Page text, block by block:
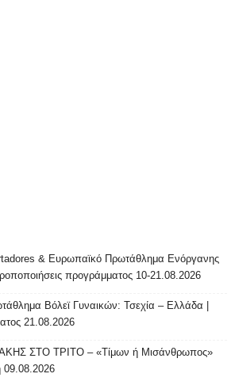
& Ευρωπαϊκό Πρωτάθλημα Ενόργανης
προγράμματος 10-21.08.2026
Βόλεϊ Γυναικών: Τσεχία – Ελλάδα |
21.08.2026
ΣΤΟ ΤΡΙΤΟ – «Τίμων ή Μισάνθρωπος»
09.08.2026